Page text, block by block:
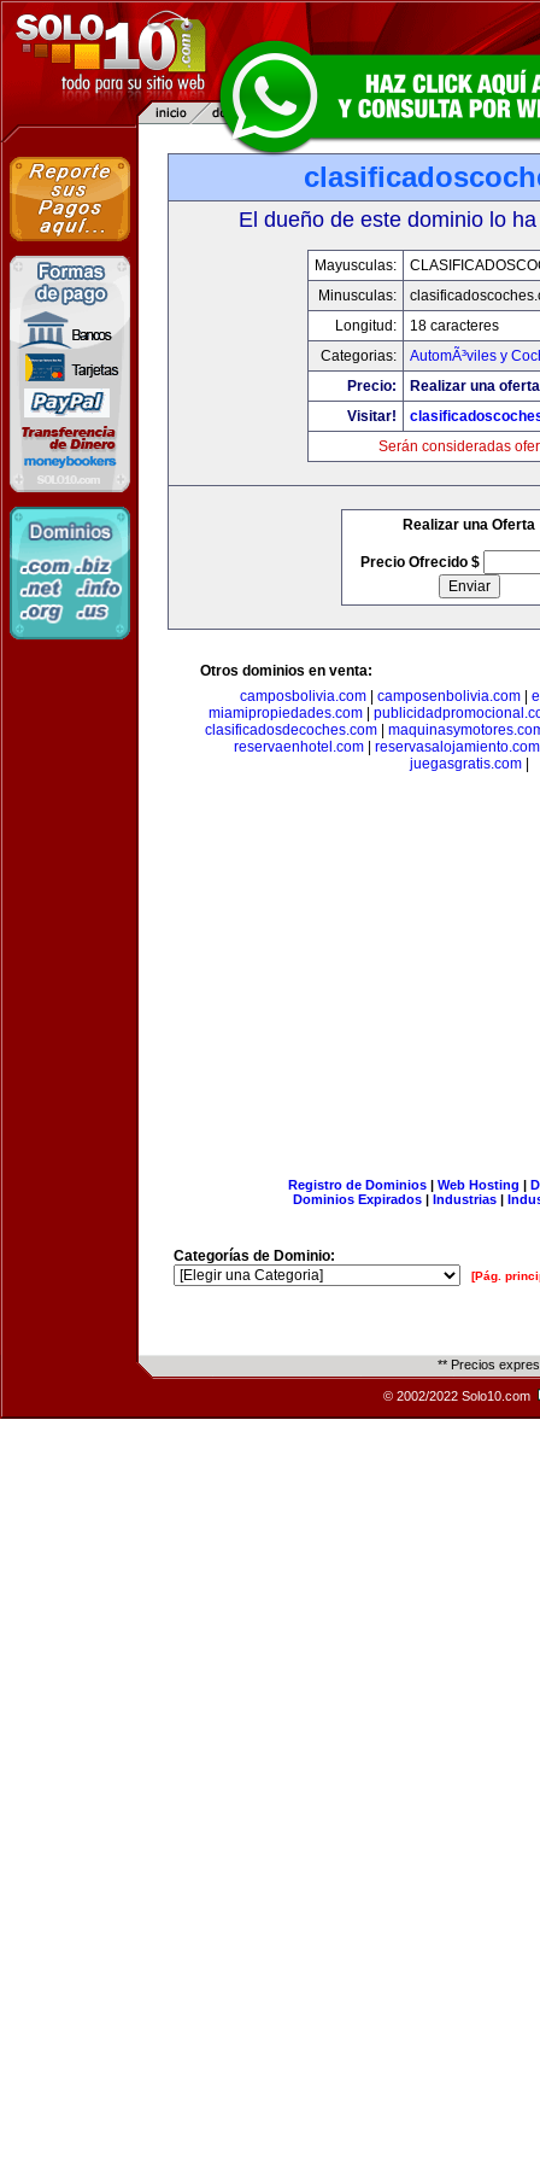
El dueño de este dominio lo
Mayusculas:
Minusculas:
Longitud:
18 caracteres
Categorias:
AutomÃ³viles y
Precio:
Realizar una
Visitar!
Serán consideradas
Realizar una Oferta
Precio Ofrecido $
Otros dominios en venta:
camposbolivia.com| camposenbolivia.com|
miamipropiedades.com
clasificadosdecoches.com
reservaenhotel.com| reservasalojamiento.com
juegasgratis.com|
Registro de Dominios| Web Hosting |
Dominios Expirados | Industrias |
Categorías de Dominio:
[Pág.
** Precios
© 2002/2022 Solo10.com